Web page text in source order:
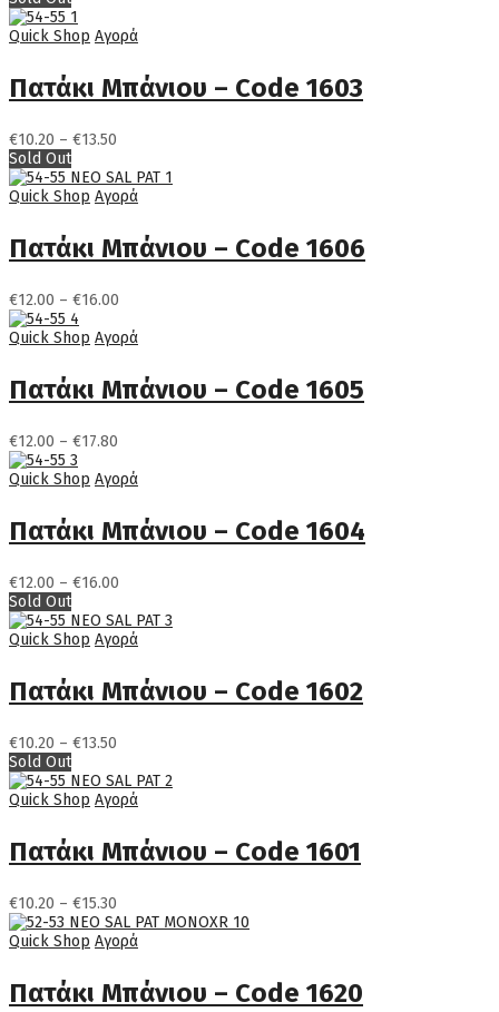
through
Quick Shop Αγορά
Πατάκι Μπάνιου – Code 1603
€10.20 – €13.50
€10.20
through
Sold Out
Quick Shop Αγορά
Πατάκι Μπάνιου – Code 1606
€12.00 – €16.00
€12.00
€16.00
Quick Shop Αγορά
Πατάκι Μπάνιου – Code 1605
€12.00 – €17.80
€12.00
€17.80
Quick Shop Αγορά
Πατάκι Μπάνιου – Code 1604
€12.00 – €16.00
€12.00
through
Sold Out
Quick Shop Αγορά
Πατάκι Μπάνιου – Code 1602
€10.20 – €13.50
€10.20
through
Sold Out
Quick Shop Αγορά
Πατάκι Μπάνιου – Code 1601
€10.20 – €15.30
range:
€10.20
€15.30
Quick Shop Αγορά
Πατάκι Μπάνιου – Code 1620